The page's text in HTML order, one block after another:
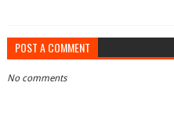
POST A COMMENT
No comments